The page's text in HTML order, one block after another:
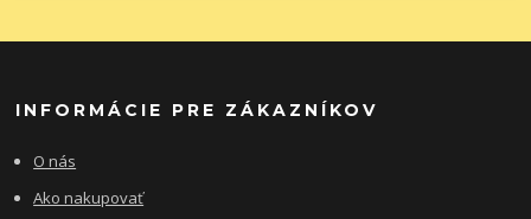
INFORMÁCIE PRE ZÁKAZNÍKOV
O nás
Ako nakupovať